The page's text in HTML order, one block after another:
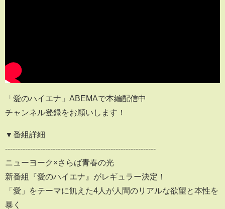
「愛のハイエナ」ABEMAで本編配信中
チャンネル登録をお願いします！
▼番組詳細
------------------------------------------------------------
ニューヨーク×さらば青春の光
新番組『愛のハイエナ』がレギュラー決定！
「愛」をテーマに飢えた4人が人間のリアルな欲望と本性を
暴く